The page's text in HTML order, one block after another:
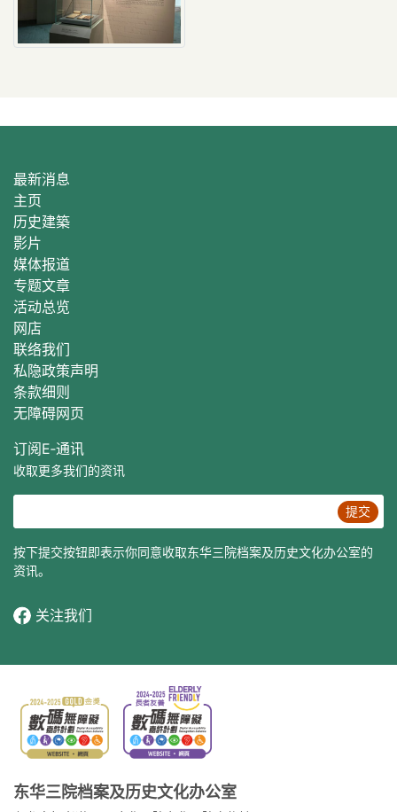
最新消息
主页
历史建築
影片
媒体报道
专题文章
活动总览
网店
联络我们
私隐政策声明
条款细则
无障碍网页
订阅E‐通讯
收取更多我们的资讯
提交
按下提交按钮即表示你同意收取东华三院档案及历史文化办公室的
资讯。
关注我们
东华三院档案及历史文化办公室